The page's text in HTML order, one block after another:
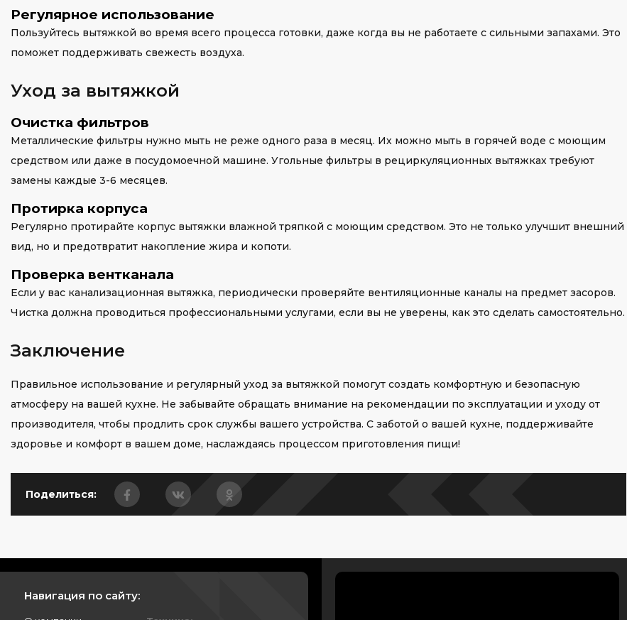
Регулярное использование
Пользуйтесь вытяжкой во время всего процесса готовки, даже когда вы не работаете с сильными запахами. Это
поможет поддерживать свежесть воздуха.
Уход за вытяжкой
Очистка фильтров
Металлические фильтры нужно мыть не реже одного раза в месяц. Их можно мыть в горячей воде с моющим
средством или даже в посудомоечной машине. Угольные фильтры в рециркуляционных вытяжках требуют
замены каждые 3-6 месяцев.
Протирка корпуса
Регулярно протирайте корпус вытяжки влажной тряпкой с моющим средством. Это не только улучшит внешний
вид, но и предотвратит накопление жира и копоти.
Проверка вентканала
Если у вас канализационная вытяжка, периодически проверяйте вентиляционные каналы на предмет засоров.
Чистка должна проводиться профессиональными услугами, если вы не уверены, как это сделать самостоятельно.
Заключение
Правильное использование и регулярный уход за вытяжкой помогут создать комфортную и безопасную
атмосферу на вашей кухне. Не забывайте обращать внимание на рекомендации по эксплуатации и уходу от
производителя, чтобы продлить срок службы вашего устройства. С заботой о вашей кухне, поддерживайте
здоровье и комфорт в вашем доме, наслаждаясь процессом приготовления пищи!
Поделиться:
Навигация по сайту: